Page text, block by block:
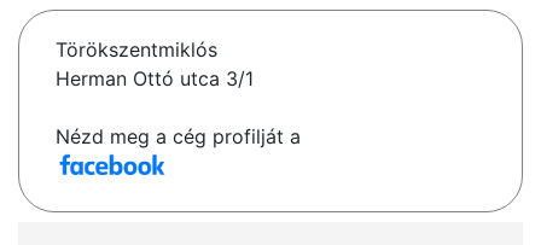
Törökszentmiklós
Herman Ottó utca 3/1
Nézd meg a cég profilját a